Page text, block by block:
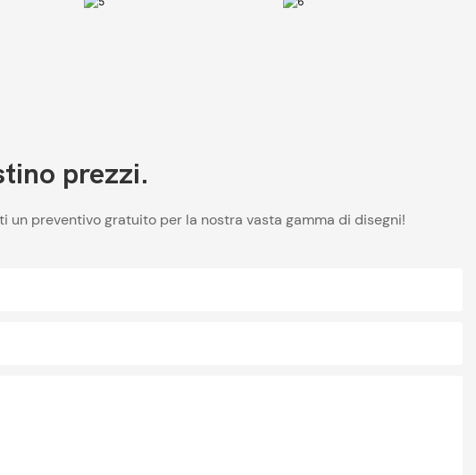
prezzi.
preventivo gratuito per la nostra vasta gamma di disegni!